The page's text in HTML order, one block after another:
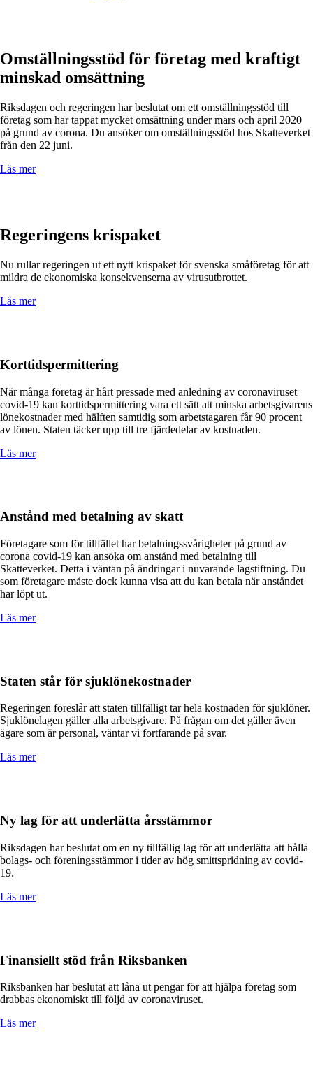
Omställningsstöd för företag med kraftigt
minskad omsättning
Riksdagen och regeringen har beslutat om ett omställningsstöd till
företag som har tappat mycket omsättning under mars och april 2020
på grund av corona. Du ansöker om omställningsstöd hos Skatteverket
från den 22 juni.
Läs mer
Regeringens krispaket
Nu rullar regeringen ut ett nytt krispaket för svenska småföretag för att
mildra de ekonomiska konsekvenserna av virusutbrottet.
Läs mer
Korttidspermittering
När många företag är hårt pressade med anledning av coronaviruset
covid-19 kan korttidspermittering vara ett sätt att minska arbetsgivarens
lönekostnader med hälften samtidig som arbetstagaren får 90 procent
av lönen. Staten täcker upp till tre fjärdedelar av kostnaden.
Läs mer
Anstånd med betalning av skatt
Företagare som för tillfället har betalningssvårigheter på grund av
corona covid-19 kan ansöka om anstånd med betalning till
Skatteverket. Detta i väntan på ändringar i nuvarande lagstiftning. Du
som företagare måste dock kunna visa att du kan betala när anståndet
har löpt ut.
Läs mer
Staten står för sjuklönekostnader
Regeringen föreslår att staten tillfälligt tar hela kostnaden för sjuklöner.
Sjuklönelagen gäller alla arbetsgivare. På frågan om det gäller även
ägare som är personal, väntar vi fortfarande på svar.
Läs mer
Ny lag för att underlätta årsstämmor
Riksdagen har beslutat om en ny tillfällig lag för att underlätta att hålla
bolags- och föreningsstämmor i tider av hög smittspridning av covid-
19.
Läs mer
Finansiellt stöd från Riksbanken
Riksbanken har beslutat att låna ut pengar för att hjälpa företag som
drabbas ekonomiskt till följd av coronaviruset.
Läs mer